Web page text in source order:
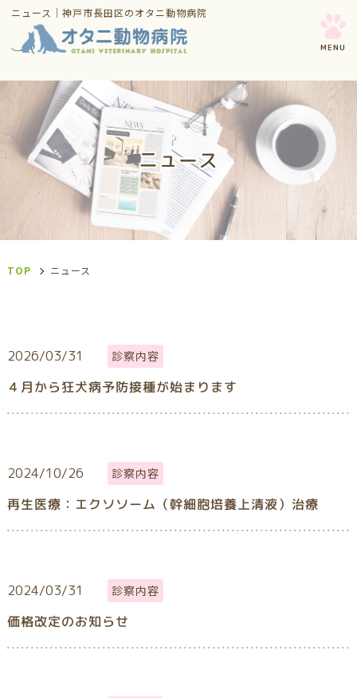
ニュース｜神戸市長田区のオタニ動物病院
ニュース
TOP ニュース
2026/03/31 診察内容
４月から狂犬病予防接種が始まります
2024/10/26 診察内容
再生医療：エクソソーム（幹細胞培養上清液）治療
2024/03/31 診察内容
価格改定のお知らせ